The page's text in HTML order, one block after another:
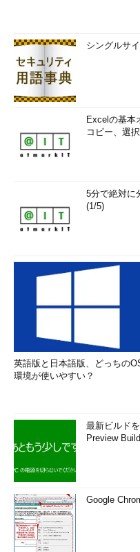
シングルサ
Excelの基本
コピー、選
5分で絶対に
(1/5)
英語版と日本語版、どっちの
環境が使いやすい？
最新ビルド
Preview
Google